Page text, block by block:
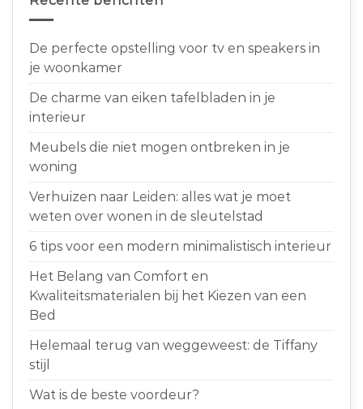
De perfecte opstelling voor tv en speakers in
je woonkamer
De charme van eiken tafelbladen in je
interieur
Meubels die niet mogen ontbreken in je
woning
Verhuizen naar Leiden: alles wat je moet
weten over wonen in de sleutelstad
6 tips voor een modern minimalistisch interieur
Het Belang van Comfort en
Kwaliteitsmaterialen bij het Kiezen van een
Bed
Helemaal terug van weggeweest: de Tiffany
stijl
Wat is de beste voordeur?